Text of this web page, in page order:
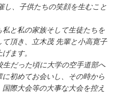
し、子供たちの笑顔を生むこと
と私の家族そして生徒たちを
頂き、立木茂 先輩と小高寛子
ます。
生だった頃に大学の空手道部へ
初めてお会いし、その時から
際大会等の大事な大会を控え